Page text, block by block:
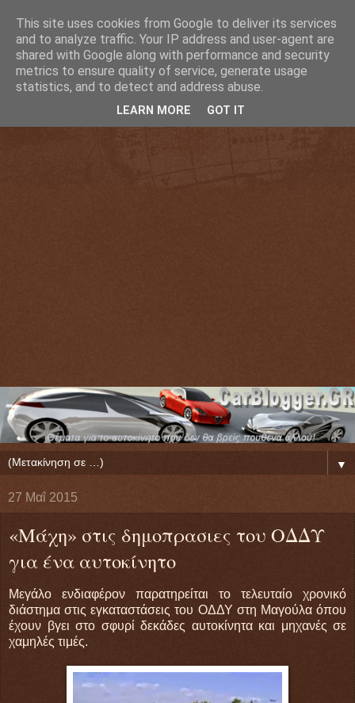
▼
27 Μαΐ 2015
«Μάχη» στις δημοπρασιες του ΟΔΔΥ
για ένα αυτοκίνητο
Μεγάλο ενδιαφέρον παρατηρείται το τελευταίο χρονικό
διάστημα στις εγκαταστάσεις του ΟΔΔΥ στη Μαγούλα όπου
έχουν βγει στο σφυρί δεκάδες αυτοκίνητα και μηχανές σε
χαμηλές τιμές.
This site uses cookies from Google to deliver its services
and to analyze traffic. Your IP address and user-agent are
shared with Google along with performance and security
metrics to ensure quality of service, generate usage
statistics, and to detect and address abuse.
LEARN MORE GOT IT